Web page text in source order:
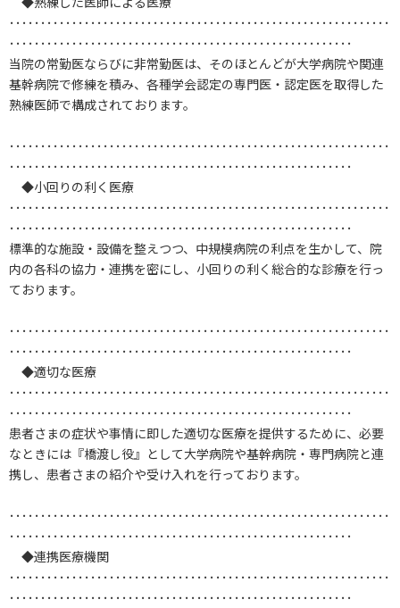
･････････････････････････････････････････････････････････････
･･･････････････････････････････････････････････････････
当院の常勤医ならびに非常勤医は、そのほとんどが大学病院や関連
基幹病院で修練を積み、各種学会認定の専門医・認定医を取得した
熟練医師で構成されております。
･････････････････････････････････････････････････････････････
･･･････････････････････････････････････････････････････
◆小回りの利く医療
･････････････････････････････････････････････････････････････
･･･････････････････････････････････････････････････････
標準的な施設・設備を整えつつ、中規模病院の利点を生かして、院
内の各科の協力・連携を密にし、小回りの利く総合的な診療を行っ
ております。
･････････････････････････････････････････････････････････････
･･･････････････････････････････････････････････････････
◆適切な医療
･････････････････････････････････････････････････････････････
･･･････････････････････････････････････････････････････
患者さまの症状や事情に即した適切な医療を提供するために、必要
なときには『橋渡し役』として大学病院や基幹病院・専門病院と連
携し、患者さまの紹介や受け入れを行っております。
･････････････････････････････････････････････････････････････
･･･････････････････････････････････････････････････････
◆連携医療機関
･････････････････････････････････････････････････････････････
･･･････････････････････････････････････････････････････